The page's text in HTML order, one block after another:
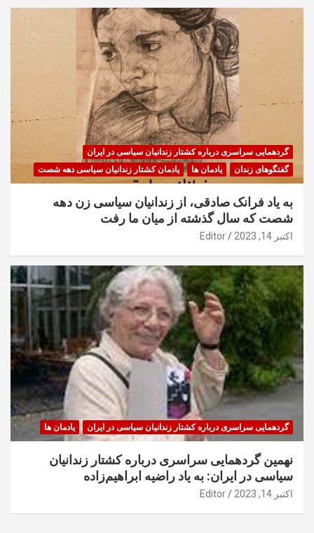
گردهمایی سراسری درباره کشتار زندانیان سیاسی در ایران
گفتگوهای زندان
یادمان ها یادمان کشتار زندانیان سیاسی دهه شصت
به یاد فرانک صادقی، از زندانیان سیاسی زن دهه
شصت که سال گذشته از میان ما رفت
اکتبر 14, 2023 Editor
گردهمایی سراسری درباره کشتار زندانیان سیاسی در ایران یادمان ها
نهمین گردهمایی سراسری درباره کشتار زندانیان
سیاسی در ایران: به یاد راضیه ابراهیم‌زاده
اکتبر 14, 2023 Editor